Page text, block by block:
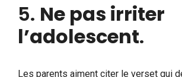
5. Ne pas irriter
l’adolescent.
Les parents aiment citer le verset qui